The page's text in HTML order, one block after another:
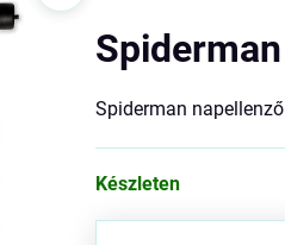
Spiderman
Készleten